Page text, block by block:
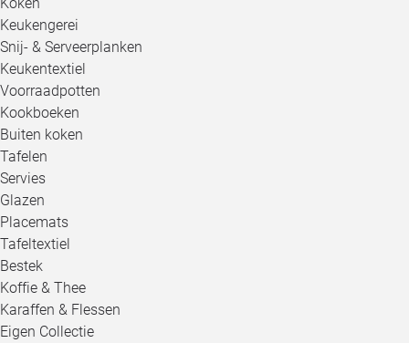
Keukengerei
Snij- & Serveerplanken
Keukentextiel
Voorraadpotten
Kookboeken
Buiten koken
Tafelen
Servies
Glazen
Placemats
Tafeltextiel
Bestek
Koffie & Thee
Karaffen & Flessen
Eigen Collectie